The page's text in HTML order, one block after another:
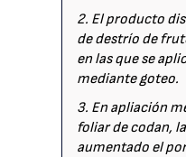
2. El producto
de destrío de
en las que se
mediante goteo.
3. En apliación
foliar de codan,
aumentado el